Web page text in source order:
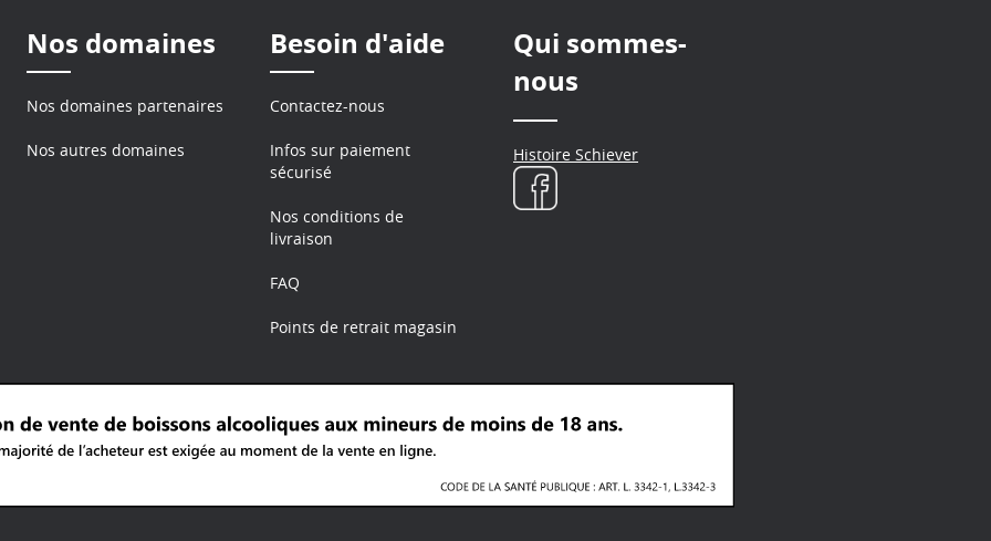
Nos domaines
Nos domaines partenaires
Nos autres domaines
Besoin d'aide
Contactez-nous
Infos sur paiement
sécurisé
Nos conditions de
livraison
FAQ
Points de retrait magasin
Qui sommes-
nous
Histoire Schiever